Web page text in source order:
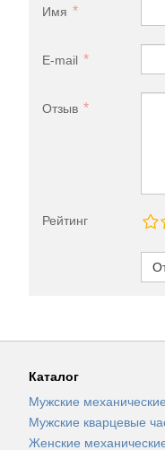
Имя
E-mail
Отзыв
Рейтинг
Каталог
Мужские
Мужские кварцевые
Женские